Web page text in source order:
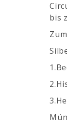
bis